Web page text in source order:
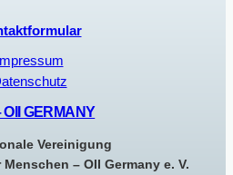
Impressum
OII GERMANY
Vereinigung
– OII Germany e. V.